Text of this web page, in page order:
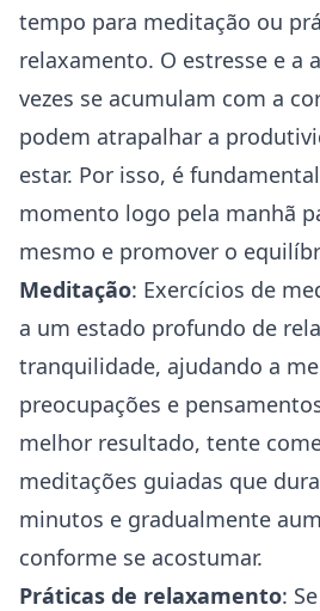
tempo para meditação ou
relaxamento. O estresse e a
vezes se acumulam com a
podem atrapalhar a
estar. Por isso, é
momento logo pela manhã
mesmo e promover o
Meditação: Exercícios de
a um estado profundo de
tranquilidade, ajudando a
preocupações e
melhor resultado, tente
meditações guiadas que
minutos e gradualmente
conforme se acostumar.
Práticas de relaxamento: